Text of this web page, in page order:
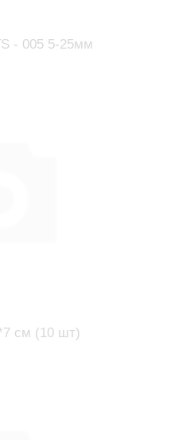
- 005 5-25мм
см (10 шт)